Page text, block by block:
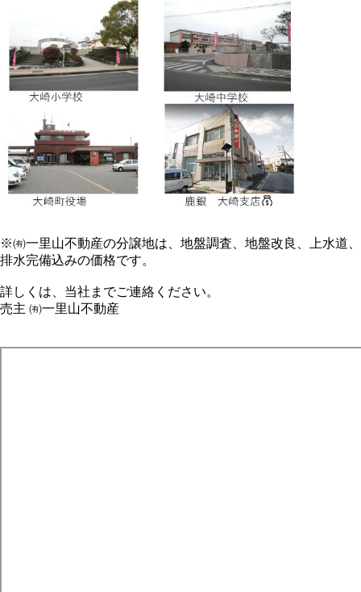
※㈲一里山不動産の分譲地は、地盤調査、地盤改良、上水道、
排水完備込みの価格です。
詳しくは、当社までご連絡ください。
売主 ㈲一里山不動産